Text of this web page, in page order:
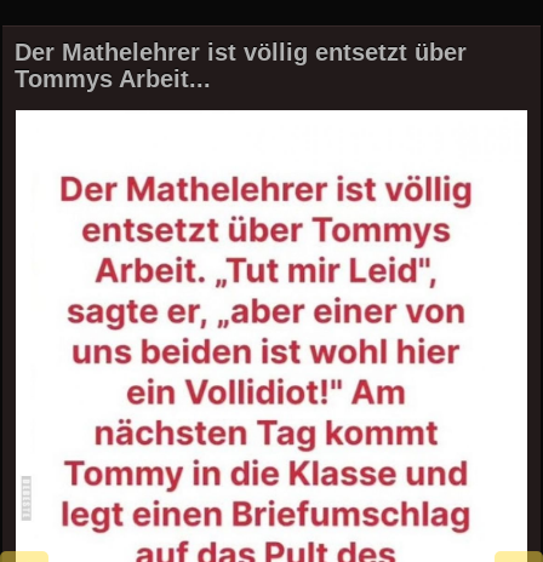
Der Mathelehrer ist völlig entsetzt über
Tommys Arbeit...